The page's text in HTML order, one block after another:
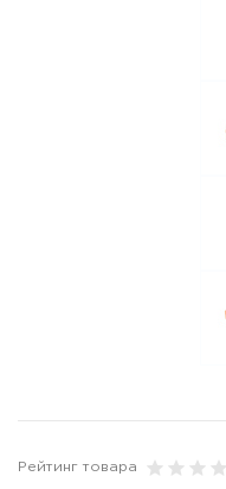
Рейтинг товара